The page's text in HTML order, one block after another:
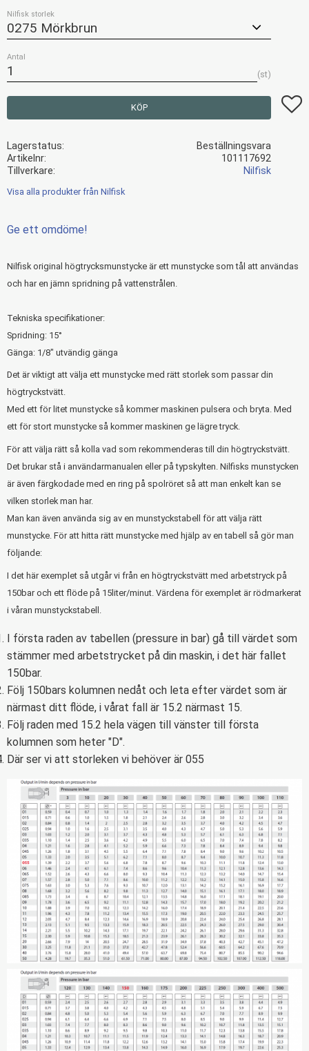
Nilfisk storlek
Antal
st
KÖP
Lagerstatus
Beställningsvara
Artikelnr
101117692
Tillverkare
Nilfisk
Visa alla produkter från Nilfisk
Ge ett omdöme!
Nilfisk original högtrycksmunstycke är ett munstycke som tål att användas
och har en jämn spridning på vattenstrålen.
Tekniska specifikationer:
Spridning: 15°
Gänga: 1/8" utvändig gänga
Det är viktigt att välja ett munstycke med rätt storlek som passar din
högtryckstvätt.
Med ett för litet munstycke så kommer maskinen pulsera och bryta. Med
ett för stort munstycke så kommer maskinen ge lägre tryck.
För att välja rätt så kolla vad som rekommenderas till din högtryckstvätt.
Det brukar stå i användarmanualen eller på typskylten. Nilfisks munstycken
är även färgkodade med en ring på spolröret så att man enkelt kan se
vilken storlek man har.
Man kan även använda sig av en munstyckstabell för att välja rätt
munstycke. För att hitta rätt munstycke med hjälp av en tabell så gör man
följande:
I det här exemplet så utgår vi från en högtryckstvätt med arbetstryck på
150bar och ett flöde på 15liter/minut. Värdena för exemplet är rödmarkerat
i våran munstyckstabell.
I första raden av tabellen (pressure in bar) gå till värdet som
stämmer med arbetstrycket på din maskin, i det här fallet
150bar.
Följ 150bars kolumnen nedåt och leta efter värdet som är
närmast ditt flöde, i vårat fall är 15.2 närmast 15.
Följ raden med 15.2 hela vägen till vänster till första
kolumnen som heter "D".
Där ser vi att storleken vi behöver är 055